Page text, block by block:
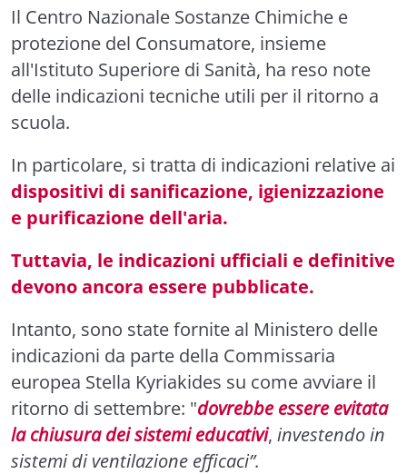
Il Centro Nazionale Sostanze Chimiche e
protezione del Consumatore, insieme
all'Istituto Superiore di Sanità, ha reso note
delle indicazioni tecniche utili per il ritorno a
scuola.
In particolare, si tratta di indicazioni relative ai
dispositivi di sanificazione, igienizzazione
e purificazione dell'aria.
Tuttavia, le indicazioni ufficiali e definitive
devono ancora essere pubblicate.
Intanto, sono state fornite al Ministero delle
indicazioni da parte della Commissaria
europea Stella Kyriakides su come avviare il
ritorno di settembre: "dovrebbe essere evitata
la chiusura dei sistemi educativi, investendo in
sistemi di ventilazione efficaci”.